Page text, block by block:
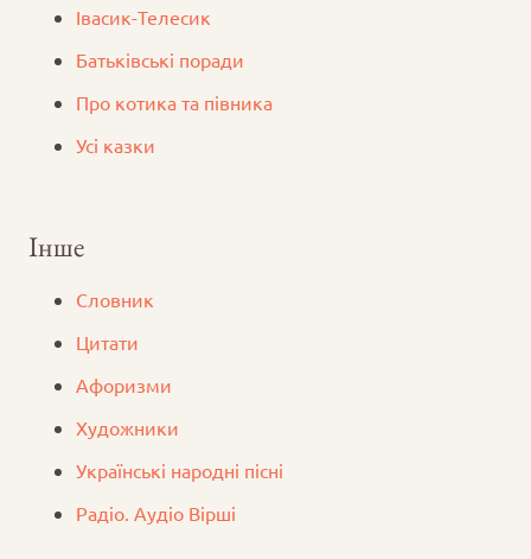
Iвасик-Телесик
Батьківські поради
Про котика та півника
Усі казки
Інше
Словник
Цитати
Афоризми
Художники
Українські народні пісні
Радіо. Аудіо Вірші